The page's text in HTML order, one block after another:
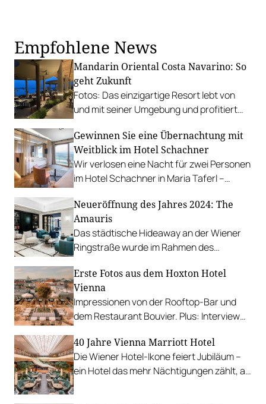
Empfohlene News
Mandarin Oriental Costa Navarino: So
geht Zukunft
Fotos: Das einzigartige Resort lebt von
und mit seiner Umgebung und profitiert
Meer.
Gewinnen Sie eine Übernachtung mit
Weitblick im Hotel Schachner
Wir verlosen eine Nacht für zwei Personen
im Hotel Schachner in Maria Taferl –
Neueröffnung des Jahres 2024: The
Amauris
Das städtische Hideaway an der Wiener
Ringstraße wurde im Rahmen des
Jahres gekürt.
Erste Fotos aus dem Hoxton Hotel
Vienna
Impressionen von der Rooftop-Bar und
dem Restaurant Bouvier. Plus: Interview
New York.
40 Jahre Vienna Marriott Hotel
Die Wiener Hotel-Ikone feiert Jubiläum –
ein Hotel das mehr Nächtigungen zählt, als